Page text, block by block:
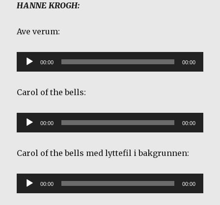
HANNE KROGH:
Ave verum:
Lydavspiller
00:00 00:00
Carol of the bells:
Lydavspiller
00:00 00:00
Carol of the bells med lyttefil i bakgrunnen:
Lydavspiller
00:00 00:00